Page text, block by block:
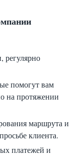
регулярно
помогут вам
на протяжении
маршрута и
клиента.
платежей и